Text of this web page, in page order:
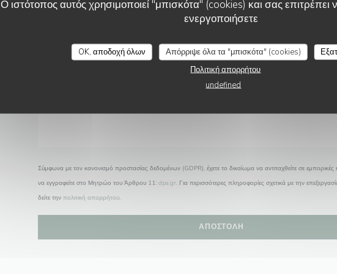
Ο ιστότοπος αυτός χρησιμοποιεί "μπισκότα" (cookies) και σας επιτρέπει
ενεργοποιήσετε
OK, αποδοχή όλων Απόρριψε όλα τα "μπισκότα" (cookies)
Πολιτική απορρήτου
undefined
Σύμφωνα με τον κανονισμό προστασίας δεδομένων (GDPR), έχετε το δικαίωμα να αντιταχθείτε σε εμπορικές
να εγγραφείτε στο Μητρώο του Άρθρου 11: dpa.gr. Για περισσότερες πληροφορίες σχετικά με την
δείτε την πολιτική απορρήτου.